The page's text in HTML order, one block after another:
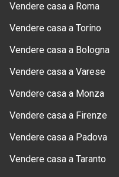
Vendere casa a Roma
Vendere casa a Torino
Vendere casa a Bologna
Vendere casa a Varese
Vendere casa a Monza
Vendere casa a Firenze
Vendere casa a Padova
Vendere casa a Taranto